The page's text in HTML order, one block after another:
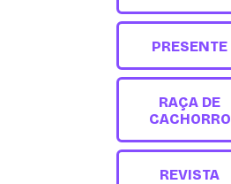
PRESENTE
RAÇA DE
CACHORRO
REVISTA